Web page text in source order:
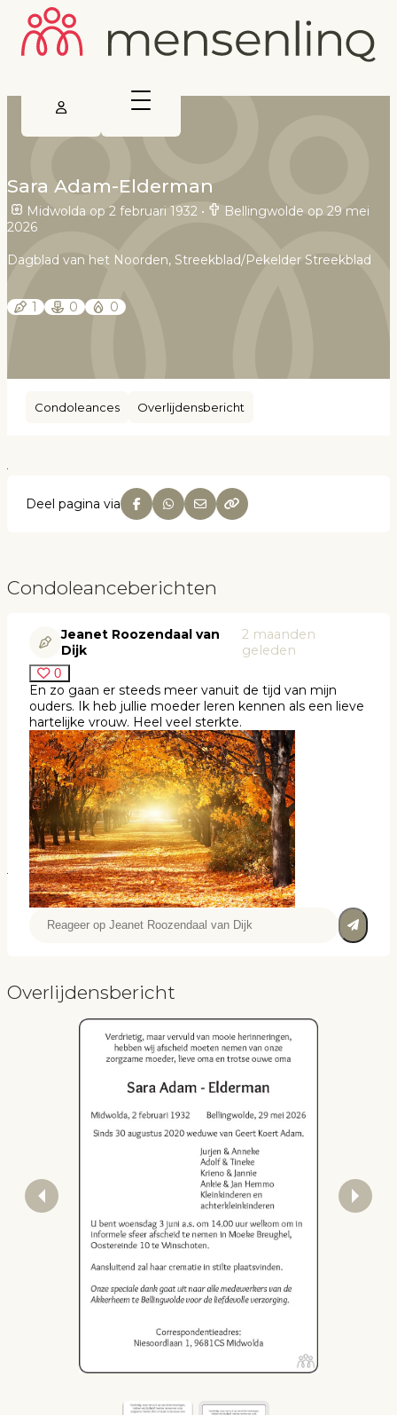
Sara Adam-Elderman
Midwolda op 2 februari 1932 •
Bellingwolde op 29 mei
2026
Dagblad van het Noorden, Streekblad/Pekelder Streekblad
1 0 0
Condoleances Overlijdensbericht
Deel pagina via
Condoleanceberichten
Jeanet Roozendaal van
Dijk
2 maanden
geleden
0
En zo gaan er steeds meer vanuit de tijd van mijn
ouders. Ik heb jullie moeder leren kennen als een lieve
hartelijke vrouw. Heel veel sterkte.
Overlijdensbericht